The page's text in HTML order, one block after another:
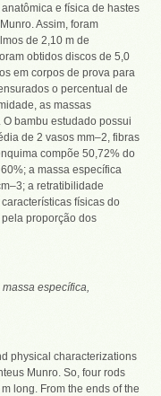
e física de hastes
Assim, foram
de 2,10 m de
obtidos discos de 5,0
em corpos de prova para
o percentual de
as massas
bambu estudado possui
de 2 vasos mm–2, fibras
compõe 50,72% do
a massa específica
a retratibilidade
físicas do
proporção dos
específica,
physical characterizations
Munro. So, four rods
long. From the ends of the